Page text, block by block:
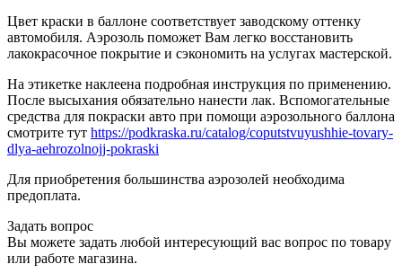
Цвет краски в баллоне соответствует заводскому оттенку
автомобиля. Аэрозоль поможет Вам легко восстановить
лакокрасочное покрытие и сэкономить на услугах мастерской.
На этикетке наклеена подробная инструкция по применению.
После высыхания обязательно нанести лак. Вспомогательные
средства для покраски авто при помощи аэрозольного баллона
смотрите тут https://podkraska.ru/catalog/coputstvuyushhie-tovary-
dlya-aehrozolnojj-pokraski
Для приобретения большинства аэрозолей необходима
предоплата.
Задать вопрос
Вы можете задать любой интересующий вас вопрос по товару
или работе магазина.